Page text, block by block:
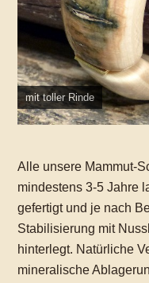
mit toller Rinde
Alle unsere Mammut-
mindestens 3-5 Jahre
gefertigt und je nach
Stabilisierung mit
hinterlegt. Natürliche
mineralische